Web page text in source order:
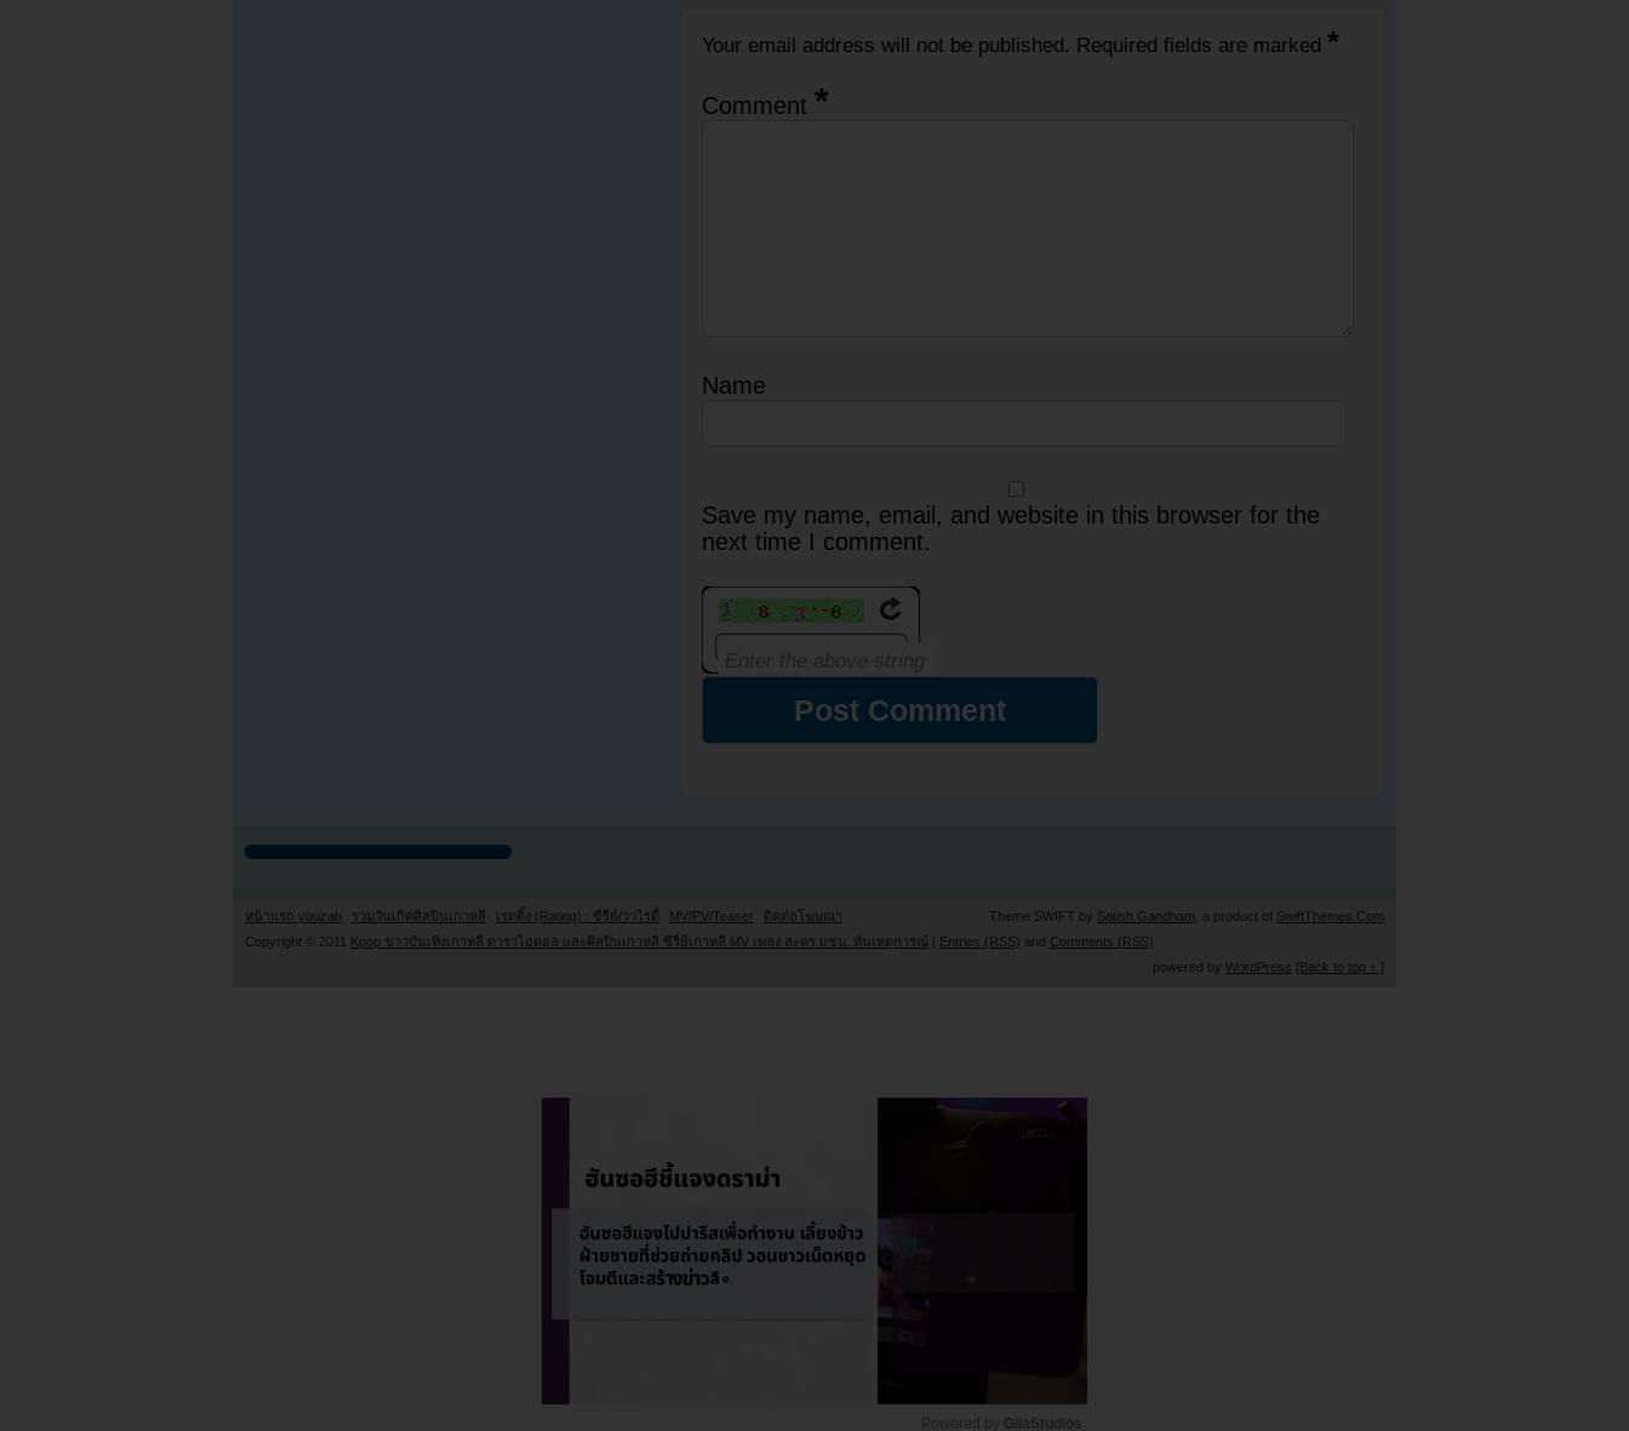
Your email address will not be published. Required fields are marked *
Comment *
Name
Save my name, email, and website in this browser for the
next time I comment.
หน้าแรก youzab รวมวันเกิดศิลปินเกาหลี เรตติ้ง (Rating) : ซีรี่ย์/วาไรตี้ MV/PV/Teaser ติดต่อโฆษณา Theme SWIFT by Satish Gandham, a product of SwiftThemes.Com
Copyright © 2011 Kpop ข่าวบันเทิงเกาหลี ดาราไอดอล และศิลปินเกาหลี ซีรี่ย์เกาหลี MV เพลง ละคร แซ่บ..ทันเหตุการณ์ Entries (RSS) and Comments (RSS)
powered by WordPress [Back to top ↑ ]
Powered by GliaStudios